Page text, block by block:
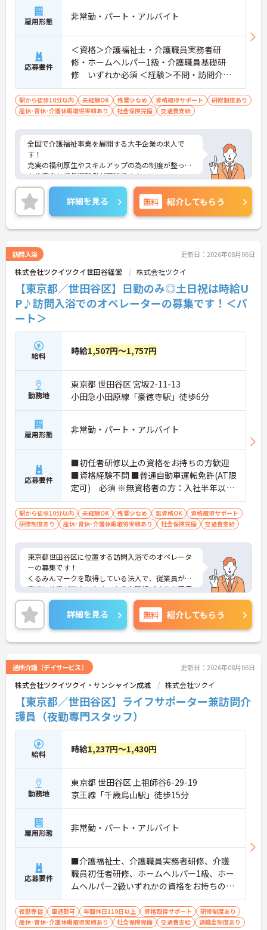
雇用形態 非常勤・パート・アルバイト
応募要件
＜資格＞介護福祉士・介護職員実務者研
修・ホームヘルパー1級・介護職員基礎研
修 いずれか必須 ＜経験＞不問・訪問介護
の実務経験歓迎
駅から徒歩10分以内 未経験OK 残業少なめ 資格取得サポート
研修制度あり
産休･育休･介護休暇取得実績あり
社会保険完備 交通費支給
全国で介護福祉事業を展開する大手企業の求人で
す！
充実の福利厚生やスキルアップの為の制度が整って
おり安心して長期就業が可能です！
ご興味ある方には、面接のポイントなど、さらに詳
細をお話致しますのでお気軽にご相談ください。
詳細を見る 無料 紹介してもらう
訪問入浴 更新日：2026年08月06日
株式会社ツクイツクイ世田谷経堂 株式会社ツクイ
【東京都／世田谷区】日勤のみ◎土日祝は時給U
P♪訪問入浴でのオペレーターの募集です！＜パ
ート＞
給料 時給1,507円～1,757円
勤務地
東京都 世田谷区 宮坂2-11-13
小田急小田原線「豪徳寺駅」徒歩6分
雇用形態 非常勤・パート・アルバイト
応募要件
■初任者研修以上の資格をお持ちの方歓迎
■資格経験不問 ■普通自動車運転免許(AT限
定可) 必須 ※無資格者の方：入社半年以内
に会社負担で認知症介護基礎研修受講
駅から徒歩10分以内 未経験OK 残業少なめ 無資格OK
資格取得サポート
研修制度あり
産休･育休･介護休暇取得実績あり 社会保険完備 交通費支給
東京都世田谷区に位置する訪問入浴でのオペレータ
ーの募集です！
くるみんマークを取得している法人で、従業員が子
育てと仕事が両立しやすいような職場づくりを積極
的に行っています。
ご興味ある方には、面接対策ポイントなど、さらに
詳細をお話しいたしますのでお気軽にご相談くださ
い！
詳細を見る 無料 紹介してもらう
通所介護（デイサービス） 更新日：2026年08月06日
株式会社ツクイツクイ・サンシャイン成城 株式会社ツクイ
【東京都／世田谷区】ライフサポーター兼訪問介
護員（夜勤専門スタッフ）
給料 時給1,237円～1,430円
勤務地
東京都 世田谷区 上祖師谷6-29-19
京王線「千歳烏山駅」徒歩15分
雇用形態 非常勤・パート・アルバイト
応募要件
■介護福祉士、介護職員実務者研修、介護
職員初任者研修、ホームヘルパー1級、ホー
ムヘルパー2級いずれかの資格をお持ちの方
※未経験相談可能
夜勤専従 車通勤可 年間休日110日以上 資格取得サポート
研修制度あり
産休･育休･介護休暇取得実績あり
社会保険完備 交通費支給 退職金制度あり